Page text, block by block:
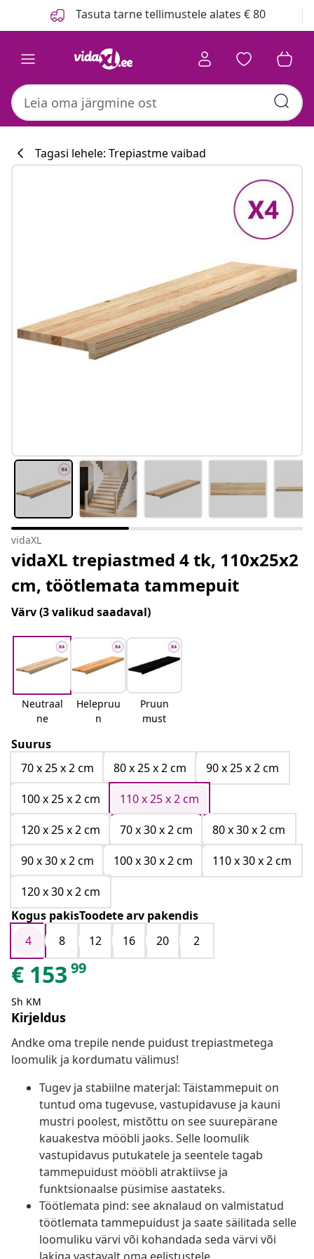
Tasuta tarne tellimustele alates € 80
Tagasi lehele: Trepiastme vaibad
vidaXL
vidaXL trepiastmed 4 tk, 110x25x2
cm, töötlemata tammepuit
Värv(3 valikud saadaval)
Neutraal
ne
Helepruu
n
Pruun
must
Suurus
70 x 25 x 2 cm
80 x 25 x 2 cm
90 x 25 x 2 cm
100 x 25 x 2 cm
110 x 25 x 2 cm
120 x 25 x 2 cm
70 x 30 x 2 cm
80 x 30 x 2 cm
90 x 30 x 2 cm
100 x 30 x 2 cm
110 x 30 x 2 cm
120 x 30 x 2 cm
Kogus pakisToodete arv pakendis
4
8 12 16 20 2
€ 153 99
Sh KM
Kirjeldus
Andke oma trepile nende puidust trepiastmetega
loomulik ja kordumatu välimus!
Tugev ja stabiilne materjal: Täistammepuit on
tuntud oma tugevuse, vastupidavuse ja kauni
mustri poolest, mistõttu on see suurepärane
kauakestva mööbli jaoks. Selle loomulik
vastupidavus putukatele ja seentele tagab
tammepuidust mööbli atraktiivse ja
funktsionaalse püsimise aastateks.
Töötlemata pind: see aknalaud on valmistatud
töötlemata tammepuidust ja saate säilitada selle
loomuliku värvi või kohandada seda värvi või